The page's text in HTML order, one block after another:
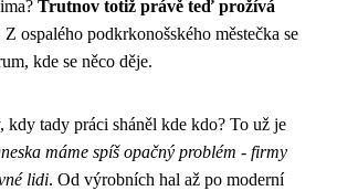
Trutnov totiž právě teď prožívá
Z ospalého podkrkonošského městečka se
kde se něco děje.
kdy tady práci sháněl kde kdo? To už je
máme spíš opačný problém - firmy
lidi. Od výrobních hal až po moderní